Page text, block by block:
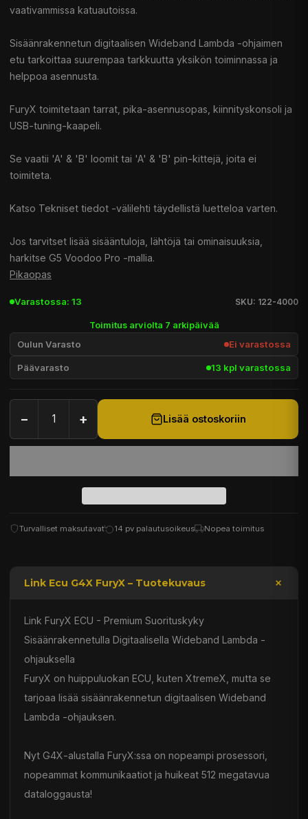
vaativammissa katuautoissa.
Sisäänrakennetun digitaalisen Wideband Lambda -ohjaimen
etu tarkoittaa suurempaa tarkkuutta yksikön toiminnassa ja
helppoa asennusta.
FuryX toimitetaan tarrat, pika-asennusopas, kiinnityskonsoli ja
USB-tuning-kaapeli.
Se vaatii 'A' & 'B' loomit tai 'A' & 'B' pin-kittejä, joita ei
toimiteta.
Katso Tekniset tiedot -välilehti täydellistä luetteloa varten.
Jos tarvitset lisää sisääntuloja, lähtöjä tai ominaisuuksia,
harkitse G5 Voodoo Pro -mallia.
Pikaopas
Varastossa: 13 SKU: 122-4000
Toimitus arviolta 7 arkipäivää
Oulun Varasto Ei varastossa
Päävarasto 13 kpl varastossa
− + Lisää ostoskoriin
Turvalliset maksutavat 14 pv palautusoikeus Nopea toimitus
Link Ecu G4X FuryX – Tuotekuvaus
Link FuryX ECU - Premium Suorituskyky
Sisäänrakennetulla Digitaalisella Wideband Lambda -
ohjauksella
FuryX on huippuluokan ECU, kuten XtremeX, mutta se
tarjoaa lisää sisäänrakennetun digitaalisen Wideband
Lambda -ohjauksen.
Nyt G4X-alustalla FuryX:ssa on nopeampi prosessori,
nopeammat kommunikaatiot ja huikeat 512 megatavua
dataloggausta!